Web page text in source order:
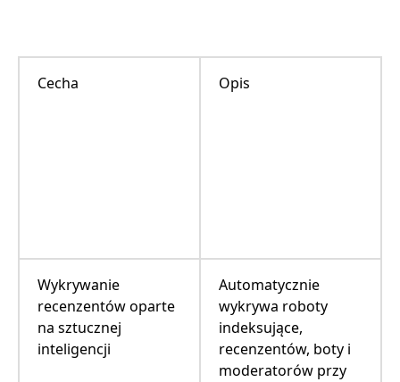
Cecha Opis
Wykrywanie
recenzentów oparte
na sztucznej
inteligencji
Automatycznie
wykrywa roboty
indeksujące,
recenzentów, boty i
moderatorów przy